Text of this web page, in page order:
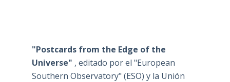
"Postcards from the Edge of the
Universe" , editado por el "European
Southern Observatory" (ESO) y la Unión